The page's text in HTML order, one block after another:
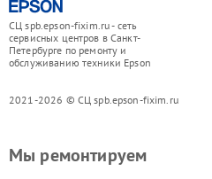
СЦ spb.epson-fixim.ru - сеть
сервисных центров в Санкт-
Петербурге по ремонту и
обслуживанию техники Epson
2021-2026 © СЦ spb.epson-fixim.ru
Мы ремонтируем